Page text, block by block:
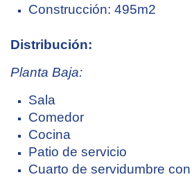
Construcción: 495m2
Distribución:
Planta Baja:
Sala
Comedor
Cocina
Patio de servicio
Cuarto de servidumbre